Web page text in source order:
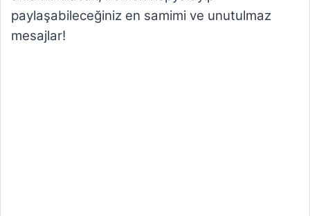
paylaşabileceğiniz en samimi ve unutulmaz
mesajlar!